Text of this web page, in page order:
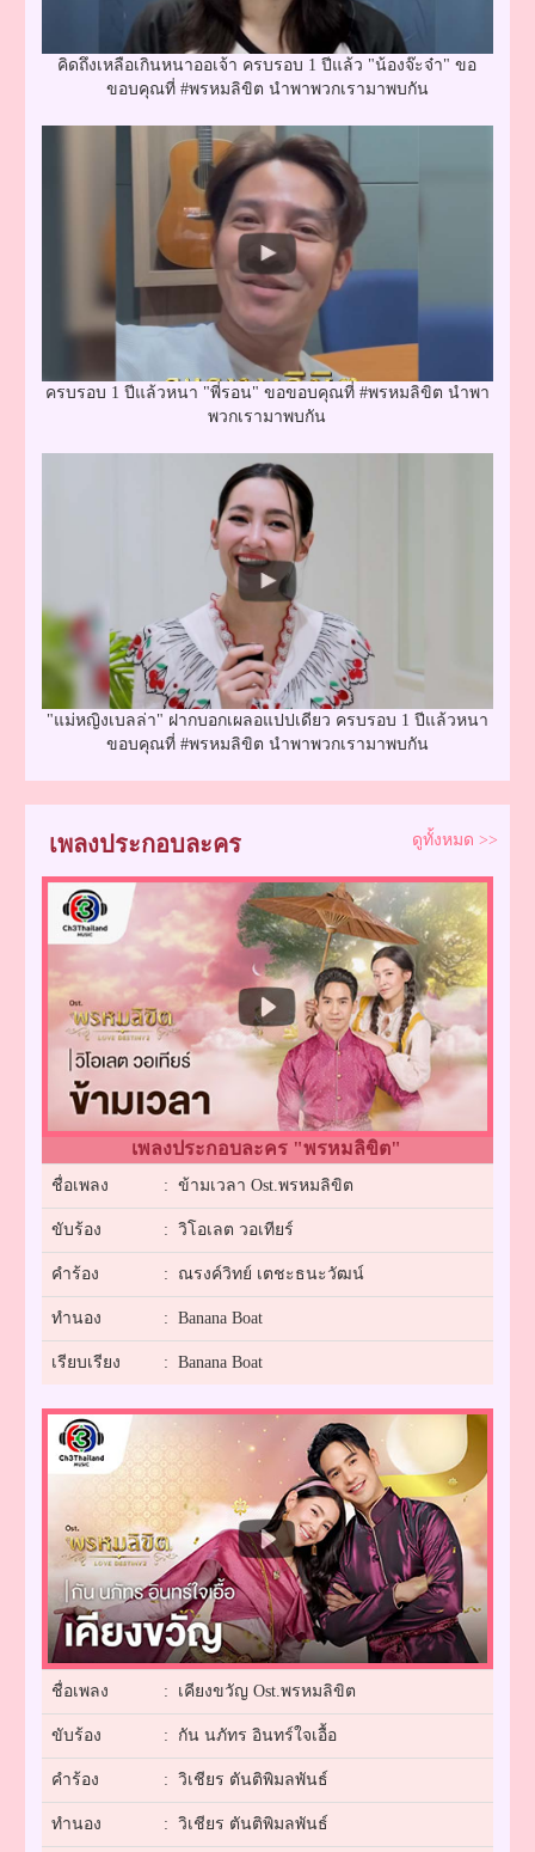
คิดถึงเหลือเกินหนาออเจ้า ครบรอบ 1 ปีแล้ว "น้องจ๊ะจ๋า" ขอ
ขอบคุณที่ #พรหมลิขิต นำพาพวกเรามาพบกัน
ครบรอบ 1 ปีแล้วหนา "พี่รอน" ขอขอบคุณที่ #พรหมลิขิต นำพา
พวกเรามาพบกัน
"แม่หญิงเบลล่า" ฝากบอกเผลอแปปเดียว ครบรอบ 1 ปีแล้วหนา
ขอบคุณที่ #พรหมลิขิต นำพาพวกเรามาพบกัน
เพลงประกอบละคร ดูทั้งหมด >>
เพลงประกอบละคร "พรหมลิขิต"
ชื่อเพลง : ข้ามเวลา Ost.พรหมลิขิต
ขับร้อง : วิโอเลต วอเทียร์
คำร้อง : ณรงค์วิทย์ เตชะธนะวัฒน์
ทำนอง : Banana Boat
เรียบเรียง : Banana Boat
ชื่อเพลง : เคียงขวัญ Ost.พรหมลิขิต
ขับร้อง : กัน นภัทร อินทร์ใจเอื้อ
คำร้อง : วิเชียร ตันติพิมลพันธ์
ทำนอง : วิเชียร ตันติพิมลพันธ์